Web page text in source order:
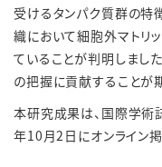
受けるタンパク質群の特
織において細胞外マトリ
ていることが判明しまし
の把握に貢献することが
本研究成果は、国際学
年10月2日にオンライン掲